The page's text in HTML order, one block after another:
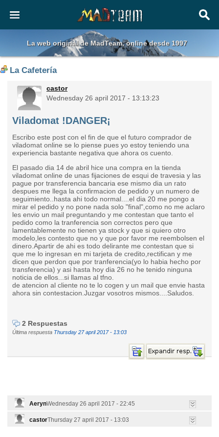
La web original de MadTeam, online desde 1997
La Cafetería
castor
Wednesday 26 april 2017 - 13:13:23
Viladomat !DANGER¡
Escribo este post con el fin de que el futuro comprador de
viladomat online se lo piense pues yo estoy teniendo una
experiencia bastante negativa que ahora os cuento.
El pasado dia 14 de abril hice una compra en la tienda
viladomat online de unas fijaciones de esqui de travesia y las
pague por transferencia bancaria ese mismo dia un rato
despues me llega la confirmacion de pedido y un numero de
seguimiento..hasta ahi todo normal....el dia 20 me pongo a
mirar el pedido y no pone nada solo "final",como no me aclaro
les envio un mail preguntando y me contestan que tanto el
pedido como la tranferencia son correctos pero que
lamentablemente no tienen ya stock y que si quiero otro
modelo,les contesto que no y que por favor me reembolsen el
dinero.Apartir de ahi es todo delirante me contestan que si
que me lo ingresan en mi tarjeta de credito,rectifican y me
dicen que perdon que por tranferencia(yo lo habia hecho por
transferencia) y asi hasta hoy dia 26 no he tenido ninguna
noticia de ellos...si llamas al tfno.
de atencion al cliente no te lo cogen y un mail que envie hasta
ahora sin contestacion.Juzgar vosotros mismos....Saludos.
2 Respuestas
Última respuesta Thursday 27 april 2017 - 13:03
AerynWednesday 26 april 2017 - 22:45
castorThursday 27 april 2017 - 13:03